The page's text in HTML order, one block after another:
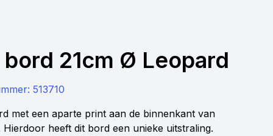
bord 21cm Ø Leopard
513710
met een aparte print aan de binnenkant van
Hierdoor heeft dit bord een unieke uitstraling.